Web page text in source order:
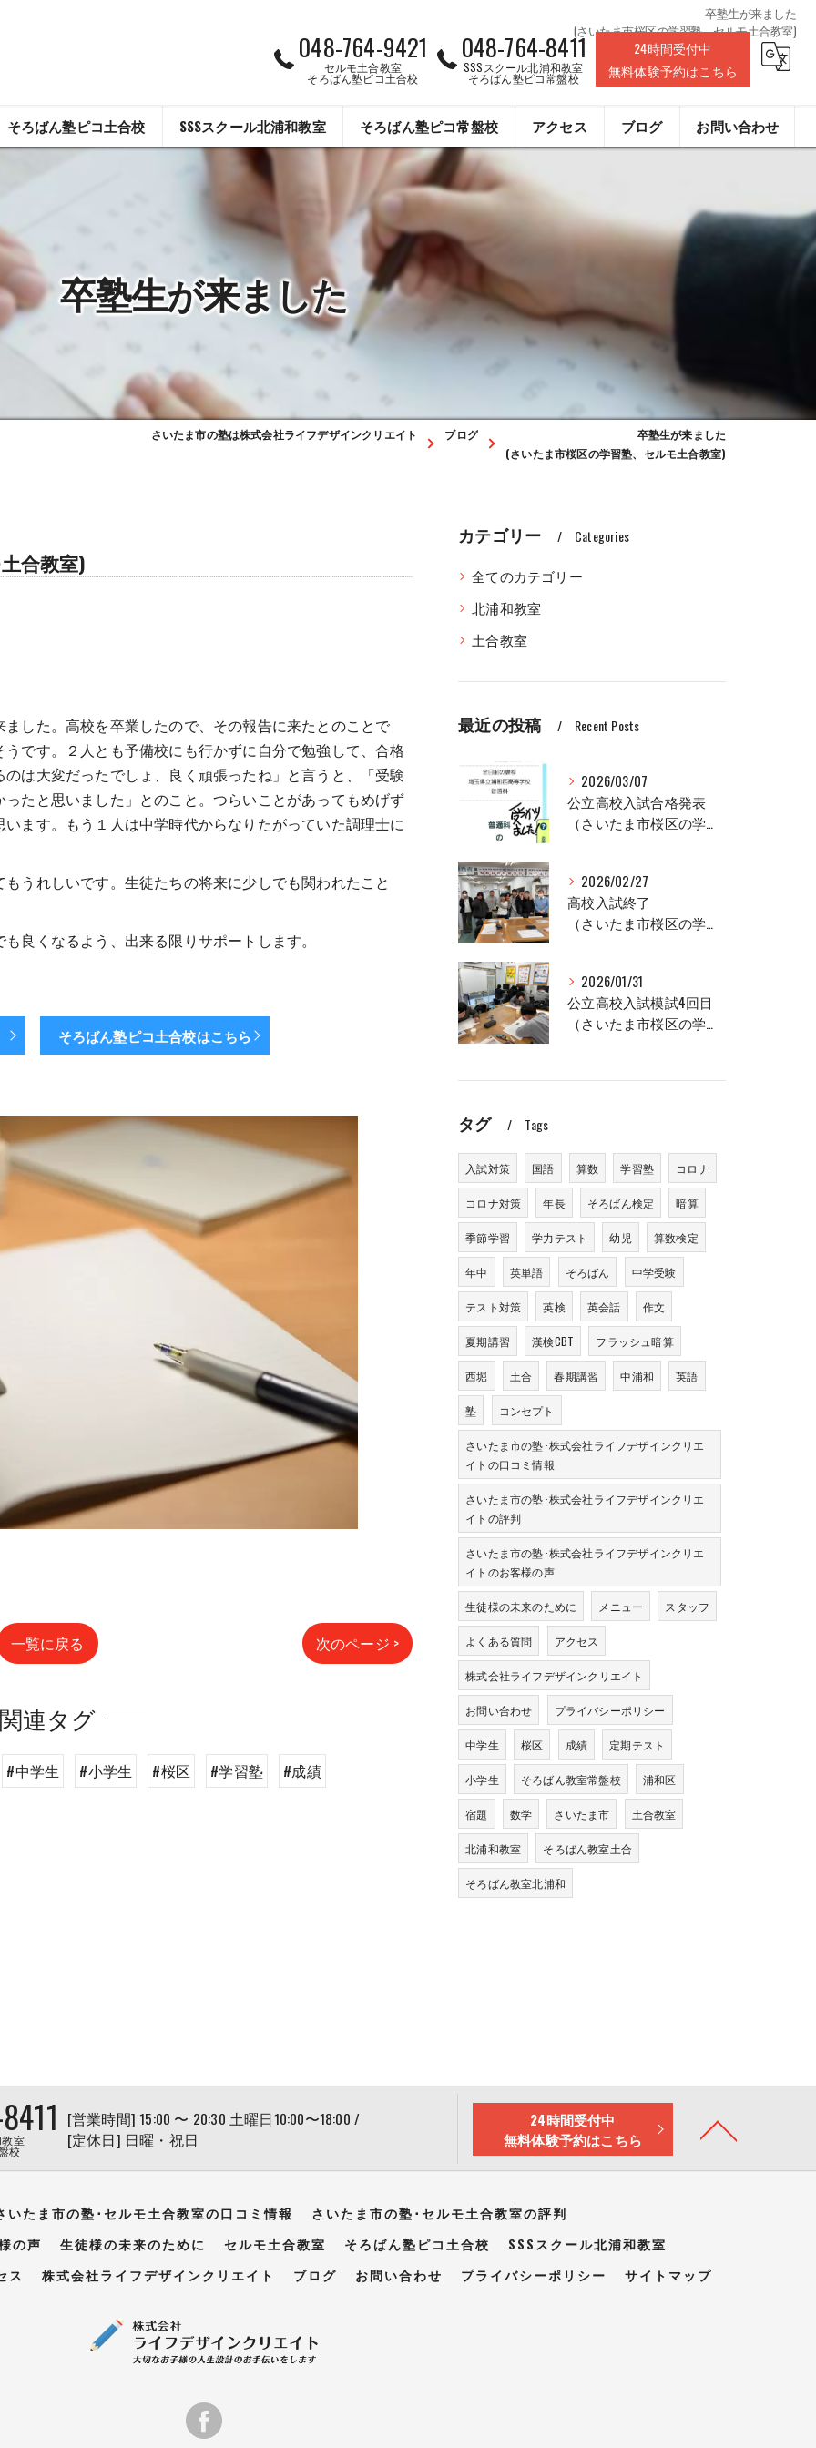
卒塾生が来ました
(さいたま市桜区の学習塾、セルモ土合教室)
048-764-9421
セルモ土合教室
そろばん塾ピコ土合校
048-764-8411
SSSスクール北浦和教室
そろばん塾ピコ常盤校
24時間受付中
無料体験予約はこちら
そろばん塾ピコ土合校 SSSスクール北浦和教室 そろばん塾ピコ常盤校 アクセス
株式会社ライフデザインクリエイト
ブログ お問い合わせ
卒塾生が来ました
さいたま市の塾は株式会社ライフデザインクリエイト ブログ
卒塾生が来ました
(さいたま市桜区の学習塾、セルモ土合教室)
合教室)
した。高校を卒業したので、その報告に来たとのことで
です。２人とも予備校にも行かずに自分で勉強して、合格
は大変だったでしょ、良く頑張ったね」と言うと、「受験
たと思いました」とのこと。つらいことがあってもめげず
ます。もう１人は中学時代からなりたがっていた調理士に
うれしいです。生徒たちの将来に少しでも関われたこと
良くなるよう、出来る限りサポートします。
そろばん塾ピコ土合校はこちら
一覧に戻る 次のページ >
連タグ
#中学生 #小学生 #桜区 #学習塾 #成績
カテゴリー Categories
全てのカテゴリー
北浦和教室
土合教室
最近の投稿 Recent Posts
2026/03/07
公立高校入試合格発表
（さいたま市桜区の学習塾、セルモ土合教室）
2026/02/27
高校入試終了
（さいたま市桜区の学習塾、セルモ土合教室）
2026/01/31
公立高校入試模試4回目
（さいたま市桜区の学習塾、セルモ土合教室）
タグ Tags
入試対策 国語 算数 学習塾 コロナ
コロナ対策 年長 そろばん検定 暗算
季節学習 学力テスト 幼児 算数検定
年中 英単語 そろばん 中学受験
テスト対策 英検 英会話 作文
夏期講習 漢検CBT フラッシュ暗算
西堀 土合 春期講習 中浦和 英語
塾 コンセプト
さいたま市の塾･株式会社ライフデザインクリエ
イトの口コミ情報
さいたま市の塾･株式会社ライフデザインクリエ
イトの評判
さいたま市の塾･株式会社ライフデザインクリエ
イトのお客様の声
生徒様の未来のために メニュー スタッフ
よくある質問 アクセス
株式会社ライフデザインクリエイト
お問い合わせ プライバシーポリシー
中学生 桜区 成績 定期テスト
小学生 そろばん教室常盤校 浦和区
宿題 数学 さいたま市 土合教室
北浦和教室 そろばん教室土合
そろばん教室北浦和
室
校
[営業時間] 15:00 〜 20:30 土曜日10:00〜18:00 /
[定休日] 日曜・祝日
24時間受付中
無料体験予約はこちら
いたま市の塾･セルモ土合教室の口コミ情報
さいたま市の塾･セルモ土合教室の評判
の声
生徒様の未来のために セルモ土合教室 そろばん塾ピコ土合校
SSSスクール北浦和教室
ス
株式会社ライフデザインクリエイト ブログ お問い合わせ プライバシーポリシー サイトマップ